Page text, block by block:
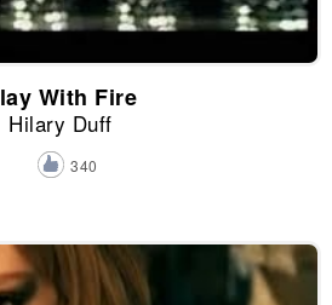
With Fire
Hilary Duff
340